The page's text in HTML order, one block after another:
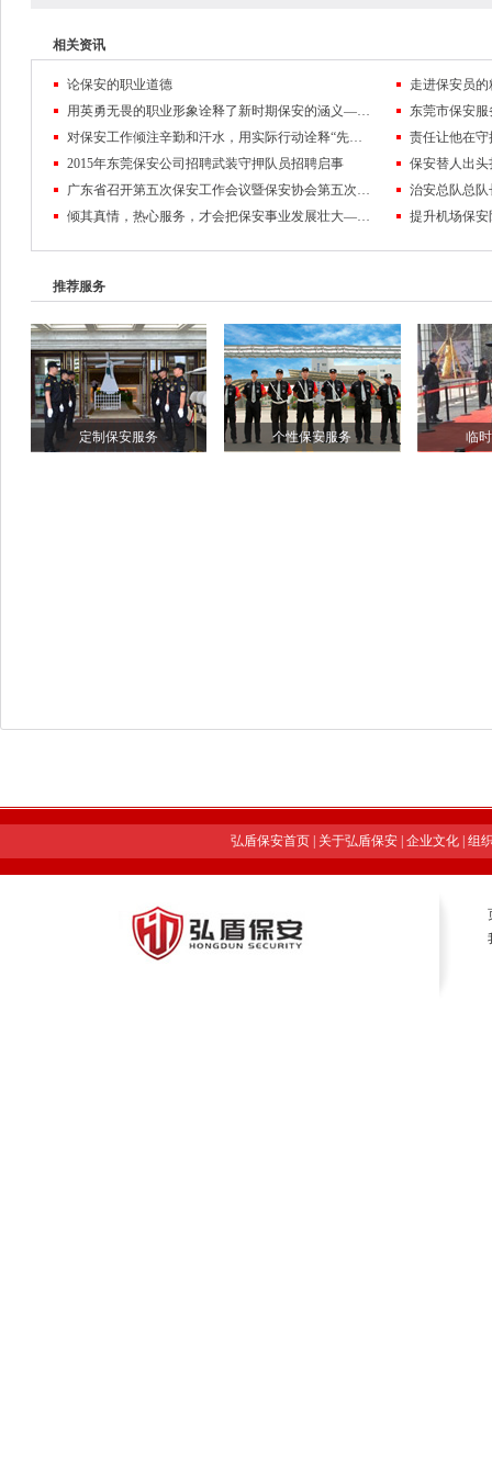
相关资讯
论保安的职业道德
走进保安员
用英勇无畏的职业形象诠释了新时期保安的涵义——记东莞市保安服务公司保安员黄麒麟
对保安工作倾注辛勤和汗水，用实际行动诠释“先锋”的含义
2015年东莞保安公司招聘武装守押队员招聘启事
保安替人出
广东省召开第五次保安工作会议暨保安协会第五次会员代表大会
倾其真情，热心服务，才会把保安事业发展壮大——东莞保安公司队伍管理纪实
推荐服务
定制保安服务 个性保安服务 临
弘盾保安首页| 关于弘盾保安| 企业文化| 组